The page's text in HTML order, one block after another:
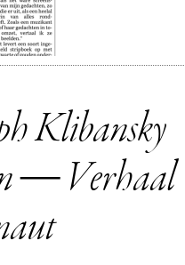
Klibansky
— Verhaal